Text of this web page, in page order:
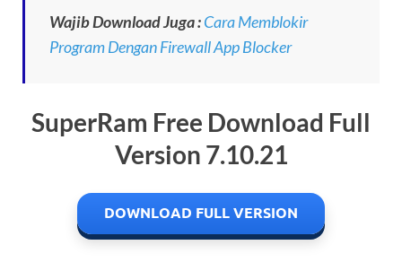
Wajib Download Juga :Cara Memblokir
Program Dengan Firewall App Blocker
SuperRam Free Download Full
Version 7.10.21
DOWNLOAD FULL VERSION